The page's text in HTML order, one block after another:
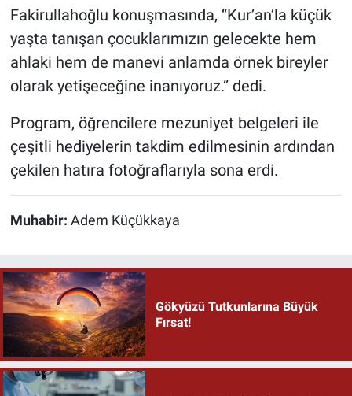
Fakirullahoğlu konuşmasında, “Kur’an’la küçük
yaşta tanışan çocuklarımızın gelecekte hem
ahlaki hem de manevi anlamda örnek bireyler
olarak yetişeceğine inanıyoruz.” dedi.
Program, öğrencilere mezuniyet belgeleri ile
çeşitli hediyelerin takdim edilmesinin ardından
çekilen hatıra fotoğraflarıyla sona erdi.
Muhabir: Adem Küçükkaya
Gökyüzü Tutkunlarına Büyük
Fırsat!